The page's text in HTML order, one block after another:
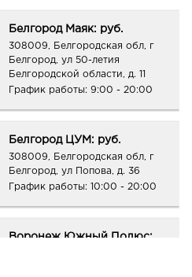
Белгород Маяк: руб.
308009, Белгородская обл, г
Белгород, ул 50-летия
Белгородской области, д. 11
График работы: 9:00 - 20:00
Белгород ЦУМ: руб.
308009, Белгородская обл, г
Белгород, ул Попова, д. 36
График работы: 10:00 - 20:00
Воронеж Южный Полюс: